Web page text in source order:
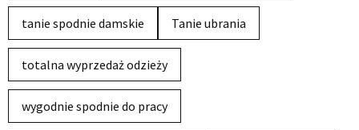
tanie spodnie damskie Tanie ubrania
totalna wyprzedaż odzieży
wygodnie spodnie do pracy